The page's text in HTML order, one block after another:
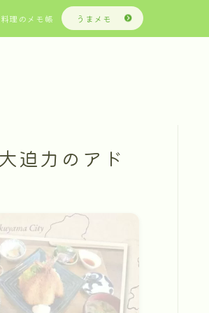
理のメモ帳 うまメモ
迫力のアド